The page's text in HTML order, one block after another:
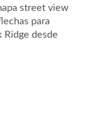
street view
para
Ridge desde